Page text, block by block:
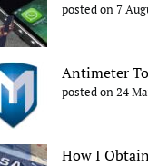
posted on 7
Antimeter
posted on 24
How I